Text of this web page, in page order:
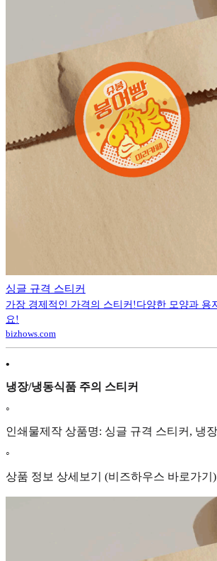
싱글 규격 스티커
가장 경제적인 가격의 스티커!다양한 모양과 용
요!
bizhows.com
•
냉장/냉동식품 주의 스티커
◦
인쇄물제작 상품명: 싱글 규격 스티커, 냉
◦
상품 정보 상세보기 (비즈하우스 바로가기)